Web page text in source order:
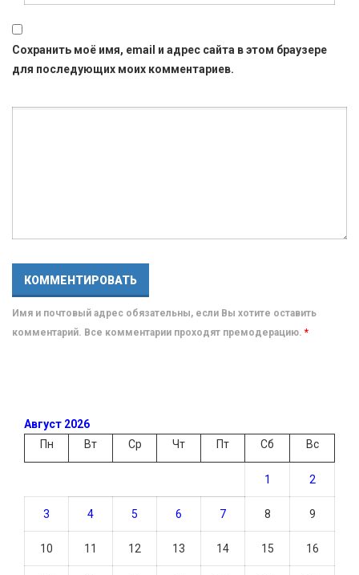
Сохранить моё имя, email и адрес сайта в этом браузере
для последующих моих комментариев.
Имя и почтовый адрес обязательны, если Вы хотите оставить
комментарий. Все комментарии проходят премодерацию. *
Август 2026
Пн
Вт Ср Чт Пт Сб Вс
1 2
3 4 5 6 7 8 9
10 11 12 13 14 15 16